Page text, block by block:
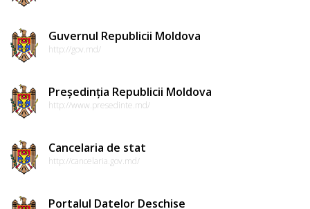
Guvernul Republicii Moldova
http://gov.md/
Președinția Republicii Moldova
http://www.presedinte.md/
Cancelaria de stat
http://cancelaria.gov.md/
Portalul Datelor Deschise